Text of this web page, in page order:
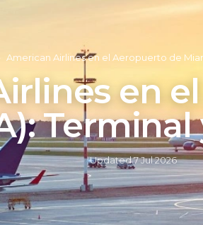
American Airlines en el Aeropuerto de
en
Terminal
Updated7 Jul 2026